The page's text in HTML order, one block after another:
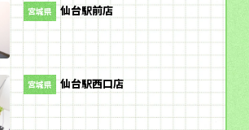
宮城県 仙台駅前店
宮城県 仙台駅西口店